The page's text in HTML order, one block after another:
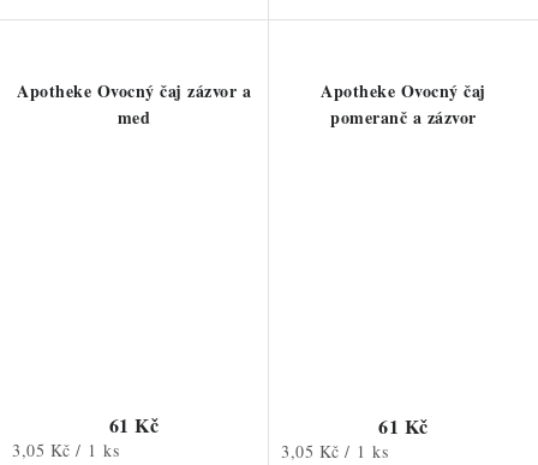
Apotheke Ovocný čaj zázvor a
med
61 Kč
Měrná
3,05 Kč / 1 ks
Apotheke Ovocný čaj
pomeranč a zázvor
61 Kč
Měrná
3,05 Kč / 1 ks